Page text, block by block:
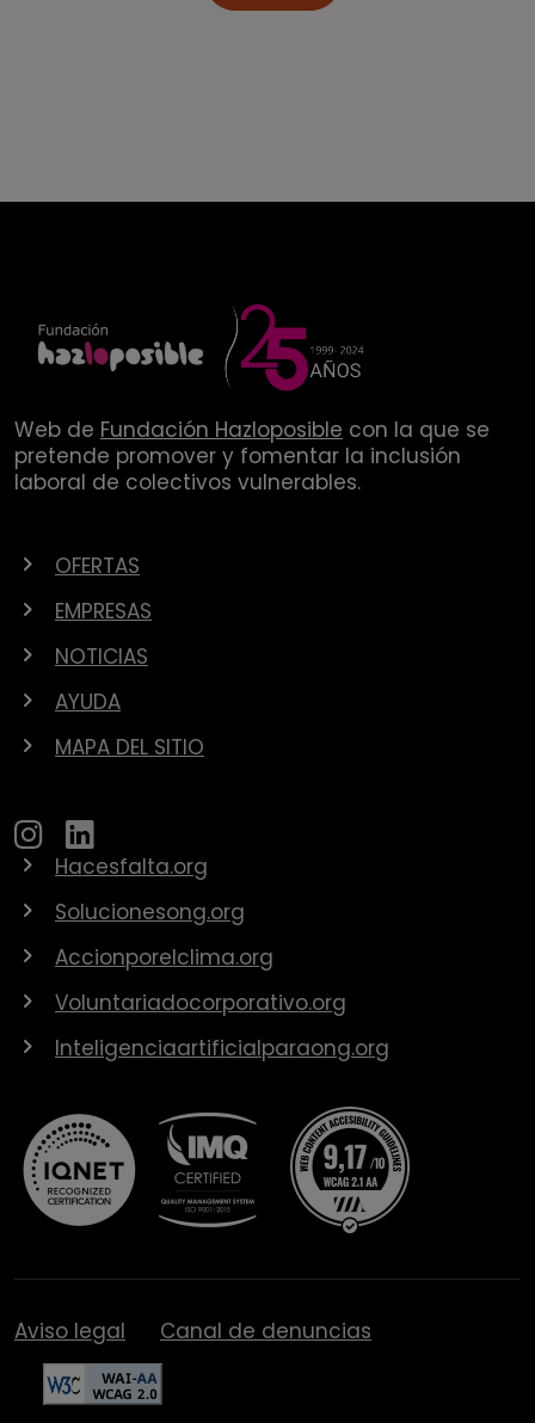
Web de Fundación Hazloposible con la que se
pretende promover y fomentar la inclusión
laboral de colectivos vulnerables.
OFERTAS
EMPRESAS
NOTICIAS
AYUDA
MAPA DEL SITIO
Hacesfalta.org
Solucionesong.org
Accionporelclima.org
Voluntariadocorporativo.org
Inteligenciaartificialparaong.org
Aviso legal Canal de denuncias